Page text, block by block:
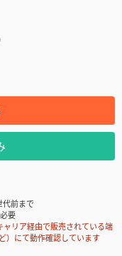
前まで
要
リア経由で販売されている端
）にて動作確認しています